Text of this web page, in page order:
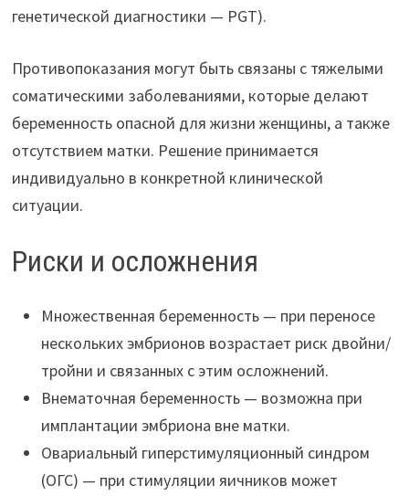
генетической диагностики — PGT).
Противопоказания могут быть связаны с тяжелыми
соматическими заболеваниями, которые делают
беременность опасной для жизни женщины, а также
отсутствием матки. Решение принимается
индивидуально в конкретной клинической
ситуации.
Риски и осложнения
Множественная беременность — при переносе
нескольких эмбрионов возрастает риск двойни/
тройни и связанных с этим осложнений.
Внематочная беременность — возможна при
имплантации эмбриона вне матки.
Овариальный гиперстимуляционный синдром
(ОГС) — при стимуляции яичников может